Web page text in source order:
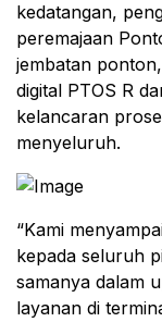
kedatangan,
peremajaan
jembatan
digital PTOS R
kelancaran
menyeluruh.
“Kami
kepada seluruh
samanya dalam
layanan di